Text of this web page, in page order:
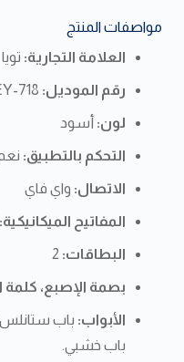
مواصفات المنتج
العلامة التجارية: تويا
رقم الموديل:
لون: أسود
التحكم بالتطبيق:
الاتصال: واي فاي
المفاتيح الميكانيكية:
البطاقات:
بصمة الإصبع، كلمة
الأبواب: باب
باب خشبي.